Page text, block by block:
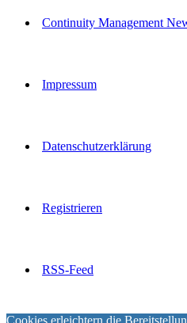
Continuity Management
Impressum
Datenschutzerklärung
Registrieren
RSS-Feed